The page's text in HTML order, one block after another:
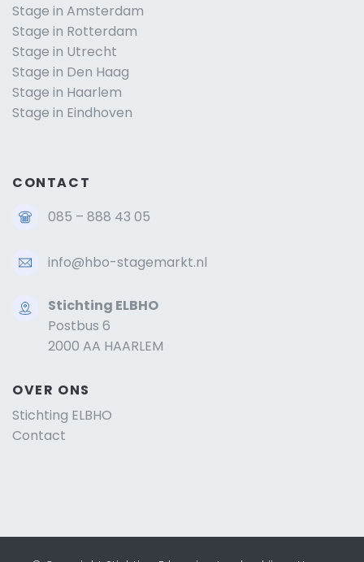
Stage in Amsterdam
Stage in Rotterdam
Stage in Utrecht
Stage in Den Haag
Stage in Haarlem
Stage in Eindhoven
CONTACT
085 – 888 43 05
info@hbo-stagemarkt.nl
Stichting ELBHO
Postbus 6
2000 AA HAARLEM
OVER ONS
Stichting ELBHO
Contact